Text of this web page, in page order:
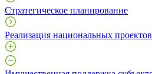
Стратегическое планирование
Реализация национальных проектов